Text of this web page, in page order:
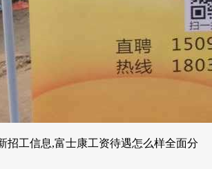
招工信息,富士康工资待遇怎么样全面分